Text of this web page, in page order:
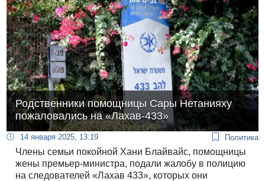
Родственники помощницы Сары Нетанияху
пожаловались на «Лахав-433»
14 января 2025, 13:19 Политика
Члены семьи покойной Хани Блайвайс, помощницы
жены премьер-министра, подали жалобу в полицию
на следователей «Лахав 433», которых они